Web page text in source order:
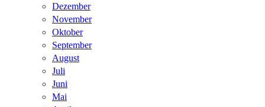
Dezember
November
Oktober
September
August
Juli
Juni
Mai